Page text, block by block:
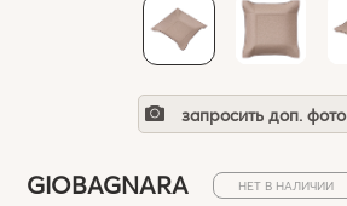
запросить доп. фото
GIOBAGNARA НЕТ В НАЛИЧИИ